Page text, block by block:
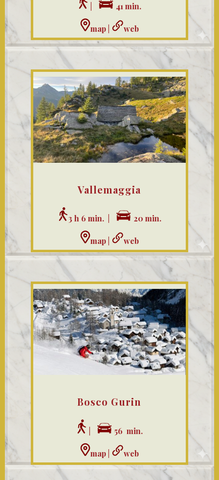
41 min.
map| web
Vallemaggia
3 h 6 min. | 20 min.
map| web
Bosco Gurin
56 min.
map| web